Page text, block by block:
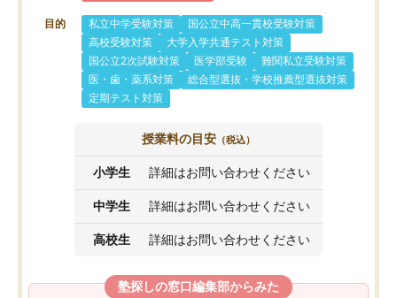
目的 私立中学受験対策
国公立中高一貫校受験対策
高校受験対策
大学入学共通テスト対策
国公立2次試験対策
医学部受験
難関私立受験対策
医・歯・薬系対策
総合型選抜・学校推薦型選抜対策
定期テスト対策
授業料の目安 （税込）
小学生 詳細はお問い合わせください
中学生 詳細はお問い合わせください
高校生 詳細はお問い合わせください
塾探しの窓口編集部からみた